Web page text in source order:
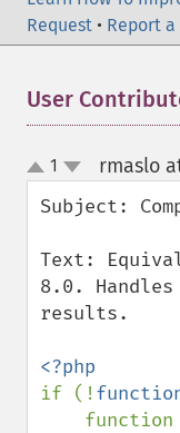
Request • Report a
User
up
down
1 rmaslo
Subject:
Text:
8.0.
results.
if (!
    function